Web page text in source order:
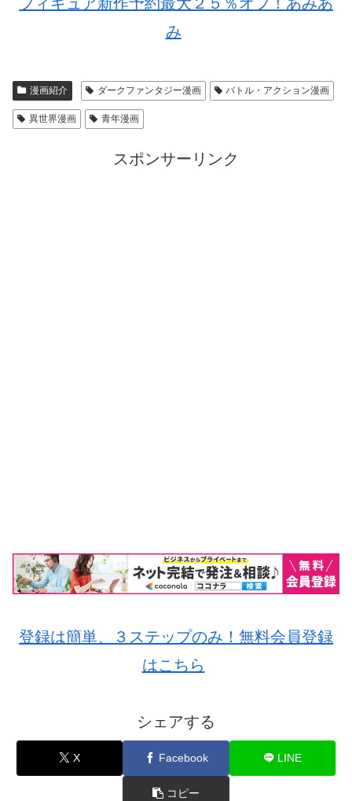
み
漫画紹介 ダークファンタジー漫画 バトル・アクション漫画
異世界漫画 青年漫画
スポンサーリンク
登録は簡単、３ステップのみ！無料会員登録
はこちら
シェアする
X Facebook LINE
コピー